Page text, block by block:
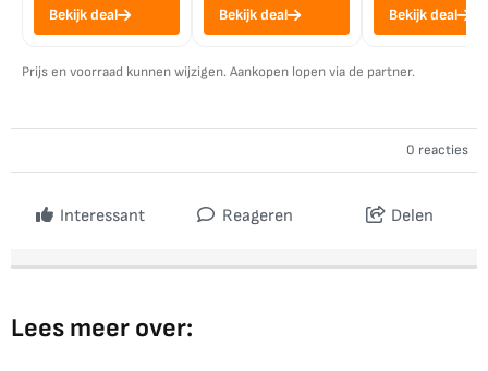
Bekijk deal Bekijk deal Bekijk deal
Prijs en voorraad kunnen wijzigen. Aankopen lopen via de partner.
0 reacties
Interessant Reageren Delen
Lees meer over: